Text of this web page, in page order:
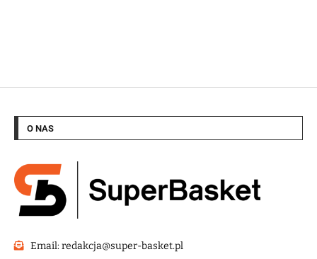
O NAS
Email: redakcja@super-basket.pl